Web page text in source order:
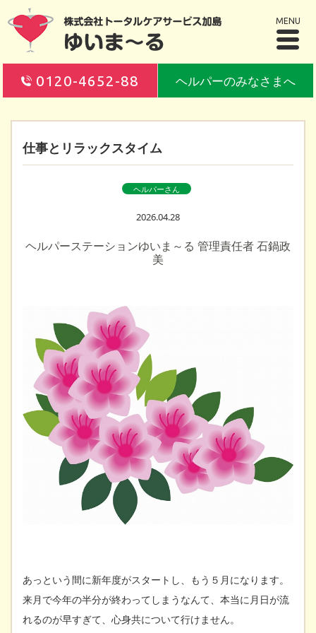
MENU
0120-4652-88 ヘルパーのみなさまへ
仕事とリラックスタイム
ヘルパーさん
2026.04.28
ヘルパーステーションゆいま～る 管理責任者 石鍋政
美
あっという間に新年度がスタートし、もう５月になります。
来月で今年の半分が終わってしまうなんて、本当に月日が流
れるのが早すぎて、心身共について行けません。